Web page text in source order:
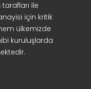
ile
için kritik
ülkemizde
kuruluşlarda